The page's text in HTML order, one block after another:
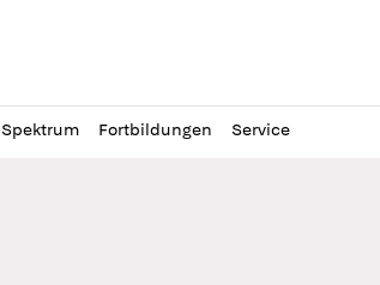
Spektrum Fortbildungen Service